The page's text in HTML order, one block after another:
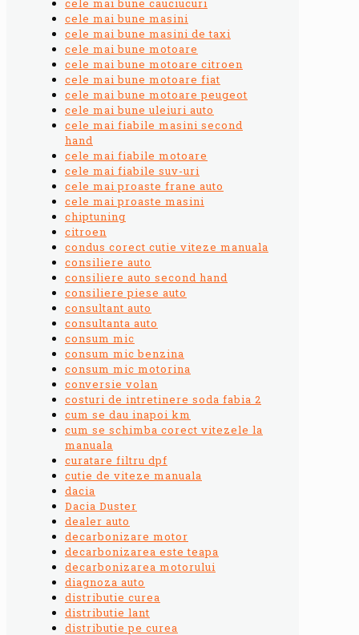
cele mai bune cauciucuri
cele mai bune masini
cele mai bune masini de taxi
cele mai bune motoare
cele mai bune motoare citroen
cele mai bune motoare fiat
cele mai bune motoare peugeot
cele mai bune uleiuri auto
cele mai fiabile masini second
hand
cele mai fiabile motoare
cele mai fiabile suv-uri
cele mai proaste frane auto
cele mai proaste masini
chiptuning
citroen
condus corect cutie viteze manuala
consiliere auto
consiliere auto second hand
consiliere piese auto
consultant auto
consultanta auto
consum mic
consum mic benzina
consum mic motorina
conversie volan
costuri de intretinere soda fabia 2
cum se dau inapoi km
cum se schimba corect vitezele la
manuala
curatare filtru dpf
cutie de viteze manuala
dacia
Dacia Duster
dealer auto
decarbonizare motor
decarbonizarea este teapa
decarbonizarea motorului
diagnoza auto
distributie curea
distributie lant
distributie pe curea